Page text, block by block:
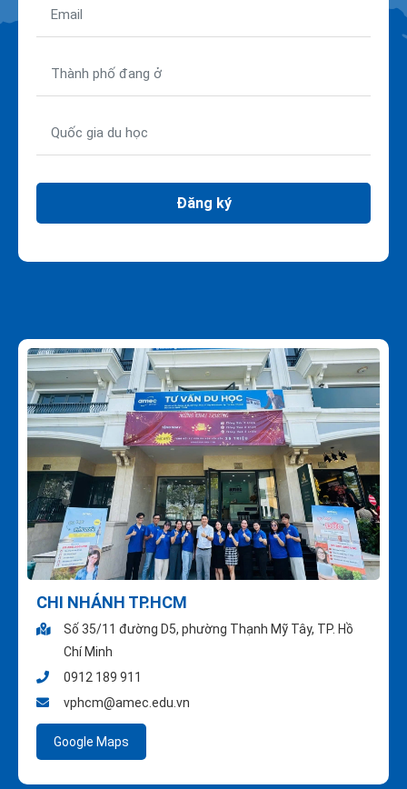
Đăng ký
CHI NHÁNH TP.HCM
Số 35/11 đường D5, phường Thạnh Mỹ Tây, TP. Hồ
Chí Minh
0912 189 911
vphcm@amec.edu.vn
Google Maps